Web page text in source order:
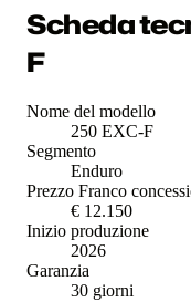
Scheda
F
Nome del modello
250 EXC-F
Segmento
Enduro
Prezzo Franco
€ 12.150
Inizio produzione
2026
Garanzia
30 giorni